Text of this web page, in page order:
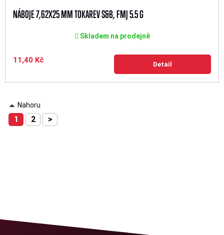
NÁBOJE 7,62X25 MM TOKAREV S&B, FMJ 5.5 G
Skladem na prodejně
11,40 Kč Detail
Nahoru
1 2 >